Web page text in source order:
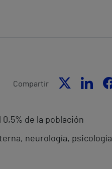
Compartir
de la población
neurología, psicología